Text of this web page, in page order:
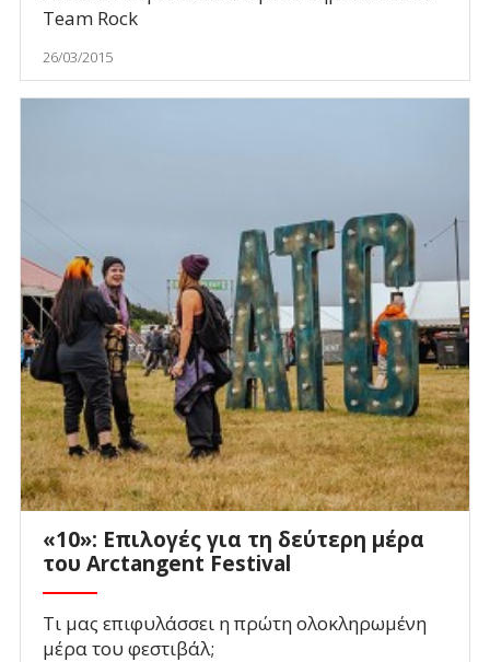
Team Rock
26/03/2015
«10»: Επιλογές για τη δεύτερη μέρα
του Arctangent Festival
Τι μας επιφυλάσσει η πρώτη ολοκληρωμένη
μέρα του φεστιβάλ;